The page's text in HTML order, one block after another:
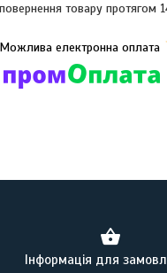
повернення товару протягом
Інформація для